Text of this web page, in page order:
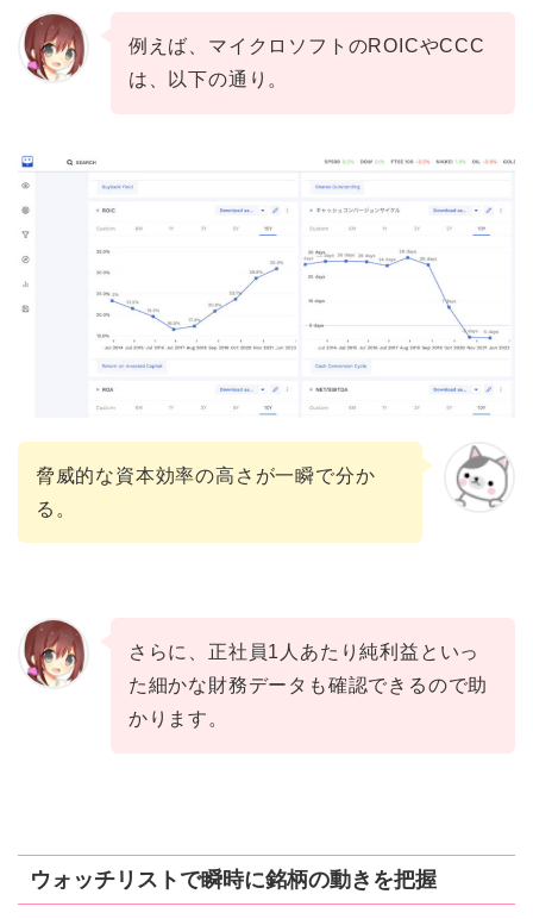
例えば、マイクロソフトのROICやCCC
は、以下の通り。
脅威的な資本効率の高さが一瞬で分か
る。
さらに、正社員1人あたり純利益といっ
た細かな財務データも確認できるので助
かります。
ウォッチリストで瞬時に銘柄の動きを把握